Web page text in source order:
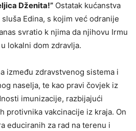
Dženita!” Ostatak kućanstva
Edina, s kojim već odranije
svratio k njima da njihovu Irmu
lokalni dom zdravlja.
između zdravstvenog sistema i
naselja, te kao pravi čovjek iz
imunizacije, razbijajući
protivnika vakcinacije iz kraja. On
educiranih za rad na terenu i